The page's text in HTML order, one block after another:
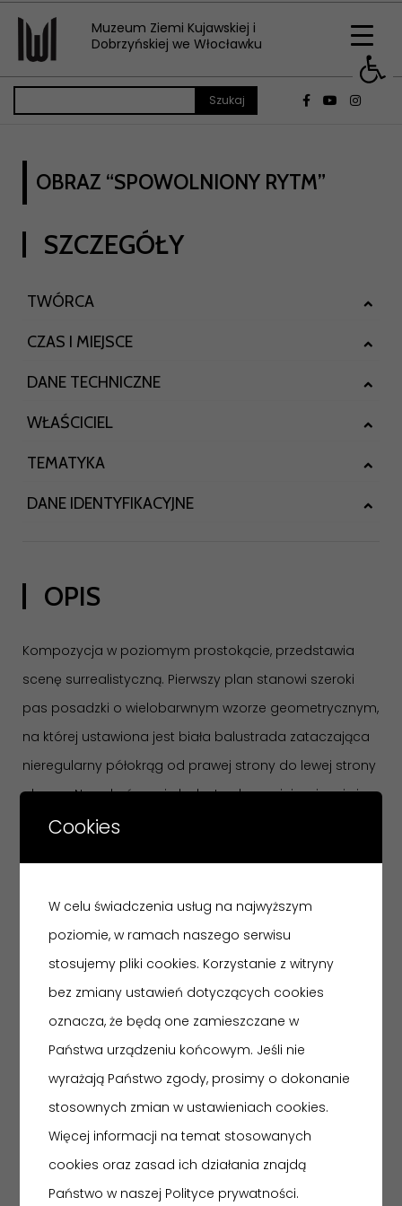
Muzeum Ziemi Kujawskiej i
Dobrzyńskiej we Włocławku
OBRAZ “SPOWOLNIONY RYTM”
SZCZEGÓŁY
TWÓRCA
CZAS I MIEJSCE
DANE TECHNICZNE
WŁAŚCICIEL
TEMATYKA
DANE IDENTYFIKACYJNE
OPIS
Kompozycja w poziomym prostokącie, przedstawia
scenę surrealistyczną. Pierwszy plan stanowi szeroki
pas posadzki o wielobarwnym wzorze geometrycznym,
na której ustawiona jest biała balustrada zataczająca
nieregularny półokrąg od prawej strony do lewej strony
obrazu. Na zakończeniu balustrady zmniejszającej się
znajduje się profilem, zwrócony w prawo różowy ślimak,
ściana z dwiema przeprutymi, półkoliście zamkniętymi
arkadami. Arkada z lewej strony pusta, ciemnobrązowa
w łuku ma rozpiętą białą pajęczynę. Arkada po prawej
stronie wsparta jest na jednej kolumnie, druga kolumna
jest u góry oberwana, także przy niej mur jest wypruty.
W tych prześwitach widoczna ulica w perspektywie z
wybrukowaną szarą jezdnią i błękitnofioletowymi
elewacjami domów. Nad nimi niebo szaroniebieskie.
Cookies
W celu świadczenia usług na najwyższym
poziomie, w ramach naszego serwisu
stosujemy pliki cookies. Korzystanie z witryny
bez zmiany ustawień dotyczących cookies
oznacza, że będą one zamieszczane w
Państwa urządzeniu końcowym. Jeśli nie
wyrażają Państwo zgody, prosimy o dokonanie
stosownych zmian w ustawieniach cookies.
Więcej informacji na temat stosowanych
cookies oraz zasad ich działania znajdą
Państwo w naszej Polityce prywatności.